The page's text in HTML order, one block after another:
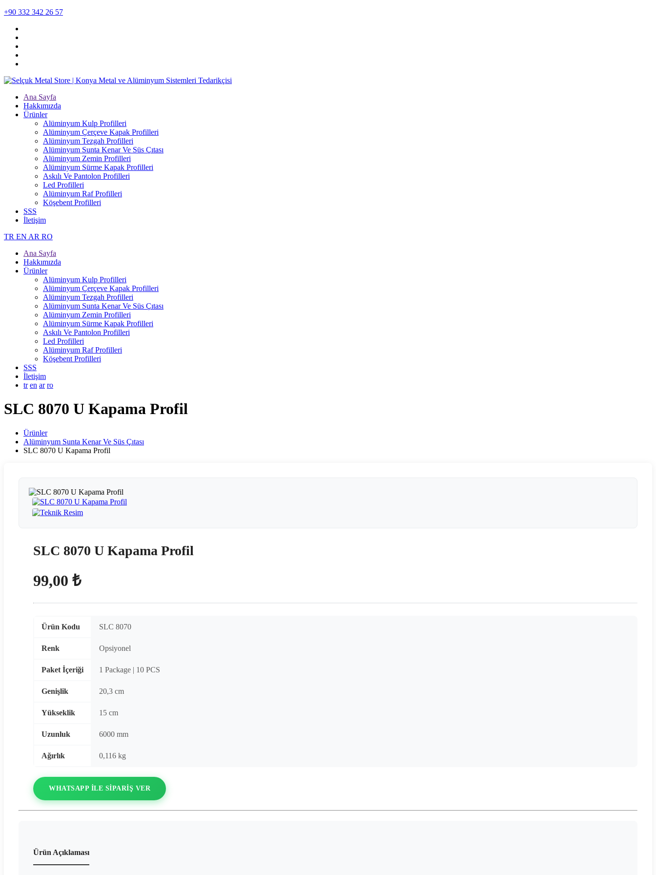
+90 332 342 26 57
Ana Sayfa
Hakkımızda
Ürünler
Alüminyum Kulp Profilleri
Alüminyum Çerçeve Kаpаk Profilleri
Alüminyum Tezgah Profilleri
Alüminyum Sunta Kenar Ve Süs Çıtası
Alüminyum Zemin Profilleri
Alüminyum Sürme Kapak Profilleri
Askılı Ve Pantolon Profilleri
Led Profilleri
Alüminyum Raf Profilleri
Köşebent Profilleri
SSS
İletişim
TR EN AR RO
Ana Sayfa
Hakkımızda
Ürünler
Alüminyum Kulp Profilleri
Alüminyum Çerçeve Kаpаk Profilleri
Alüminyum Tezgah Profilleri
Alüminyum Sunta Kenar Ve Süs Çıtası
Alüminyum Zemin Profilleri
Alüminyum Sürme Kapak Profilleri
Askılı Ve Pantolon Profilleri
Led Profilleri
Alüminyum Raf Profilleri
Köşebent Profilleri
SSS
İletişim
tr en ar ro
SLC 8070 U Kapama Profil
Ürünler
Alüminyum Sunta Kenar Ve Süs Çıtası
SLC 8070 U Kapama Profil
SLC 8070 U Kapama Profil
99,00 ₺
Ürün Kodu SLC 8070
Renk Opsiyonel
Paket İçeriği 1 Package | 10 PCS
Genişlik 20,3 cm
Yükseklik 15 cm
Uzunluk 6000 mm
Ağırlık 0,116 kg
WHATSAPP ILE SIPARIŞ VER
Ürün Açıklaması